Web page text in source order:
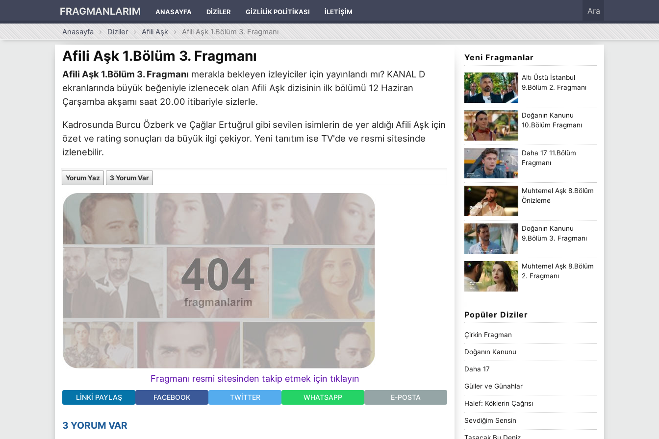
FRAGMANLARIM ANASAYFA DIZILER GIZLILIK POLITIKASI İLETIŞIM Ara
Anasayfa Diziler Afili Aşk Afili Aşk 1.Bölüm 3. Fragmanı
Afili Aşk 1.Bölüm 3. Fragmanı
Afili Aşk 1.Bölüm 3. Fragmanı merakla bekleyen izleyiciler için yayınlandı mı? KANAL D
ekranlarında büyük beğeniyle izlenecek olan Afili Aşk dizisinin ilk bölümü 12 Haziran
Çarşamba akşamı saat 20.00 itibariyle sizlerle.
Kadrosunda Burcu Özberk ve Çağlar Ertuğrul gibi sevilen isimlerin de yer aldığı Afili Aşk için
özet ve rating sonuçları da büyük ilgi çekiyor. Yeni tanıtım ise TV'de ve resmi sitesinde
izlenebilir.
Yorum Yaz 3 Yorum Var
Fragmanı resmi sitesinden takip etmek için tıklayın
LINKI PAYLAŞ FACEBOOK TWITTER WHATSAPP E-POSTA
3 YORUM VAR
Yeni Fragmanlar
Altı Üstü İstanbul
9.Bölüm 2. Fragmanı
Doğanın Kanunu
10.Bölüm Fragmanı
Daha 17 11.Bölüm
Fragmanı
Muhtemel Aşk 8.Bölüm
Önizleme
Doğanın Kanunu
9.Bölüm 3. Fragmanı
Muhtemel Aşk 8.Bölüm
2. Fragmanı
Popüler Diziler
Çirkin Fragman
Doğanın Kanunu
Daha 17
Güller ve Günahlar
Halef: Köklerin Çağrısı
Sevdiğim Sensin
Taşacak Bu Deniz